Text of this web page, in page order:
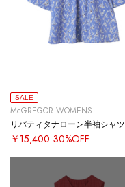
SALE
McGREGOR WOMENS
リバティタナローン半袖シャツ
￥15,400 30%OFF